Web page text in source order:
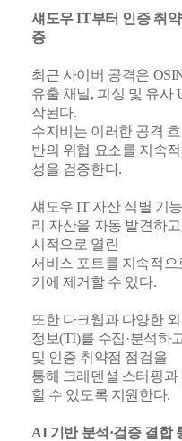
섀도우 IT부터 인증 취
증
최근 사이버 공격은
유출 채널, 피싱 및 유사
작된다.
수지비는 이러한 공격
반의 위협 요소를 지속
성을 검증한다.
섀도우 IT 자산 식별 기
리 자산을 자동 발견하
시적으로 열린
서비스 포트를 지속적
기에 제거할 수 있다.
또한 다크웹과 다양한
정보(TI)를 수집·분석하
및 인증 취약점 점검을
통해 크레덴셜 스터핑과
할 수 있도록 지원한다.
AI 기반 분석·검증 결합